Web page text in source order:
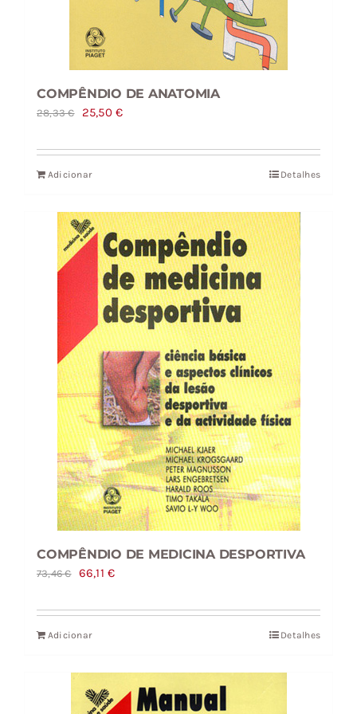
COMPÊNDIO DE ANATOMIA
28,33€
O
original
era:
25,50€O
atual
Adicionar Detalhes
COMPÊNDIO DE MEDICINA DESPORTIVA
73,46€
O
original
era:
66,11€O
atual
Adicionar Detalhes